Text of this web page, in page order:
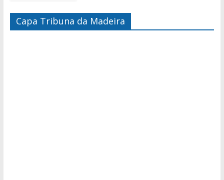
Capa Tribuna da Madeira